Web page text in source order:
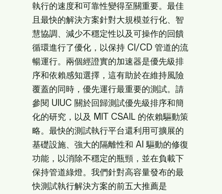
執行的速度和可靠性變得至關重要。最佳
且最快的解決方案針對大規模並行化、智
慧協調、減少不穩定性以及可操作的回饋
循環進行了優化，以保持 CI/CD 管道的流
暢運行。兩個經證實的加速器是優先級排
序和依賴感知選擇，這有助於在維持風險
覆蓋的同時，優先運行最重要的測試。請
參閱 UIUC 關於回歸測試優先級排序和簡
化的研究，以及 MIT CSAIL 的依賴驅動策
略。最快的測試執行平台還利用可擴展的
基礎設施、強大的隔離性和 AI 驅動的修復
功能，以消除不穩定的瓶頸，並在負載下
保持管道綠燈。我們針對高容量發布的最
快測試執行解決方案的前五大推薦是